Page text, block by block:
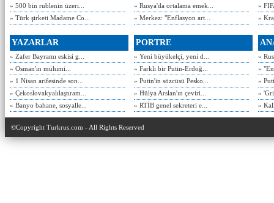
» 500 bin rublenin üzeri...
» Türk şirketi Madame Co...
» Rusya'da ortalama emek...
» Merkez: "Enflasyon art...
»
»
YAZARLAR
» Zafer Bayramı eskisi g...
» Osman'ın mühimi...
» 1 Nisan arifesinde son...
» Çekoslovakyalılaştıram...
» Banyo bahane, sosyalle...
PORTRE
» Yeni büyükelçi, yeni d...
» Farklı bir Putin-Erdoğ...
» Putin'in sözcüsü Pesko...
» Hülya Arslan'ın çeviri...
» RTİB genel sekreteri e...
»
»
»
»
»
©Copyright Turkrus.com - All Rights Reserved